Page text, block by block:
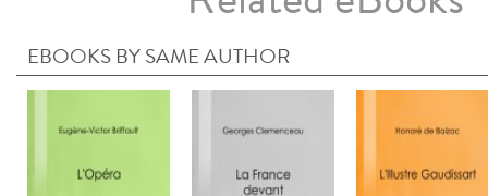
EBOOKS BY SAME AUTHOR